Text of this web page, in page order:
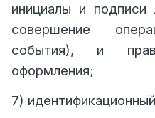
инициалы и подписи
совершение
события), и
оформления;
7)